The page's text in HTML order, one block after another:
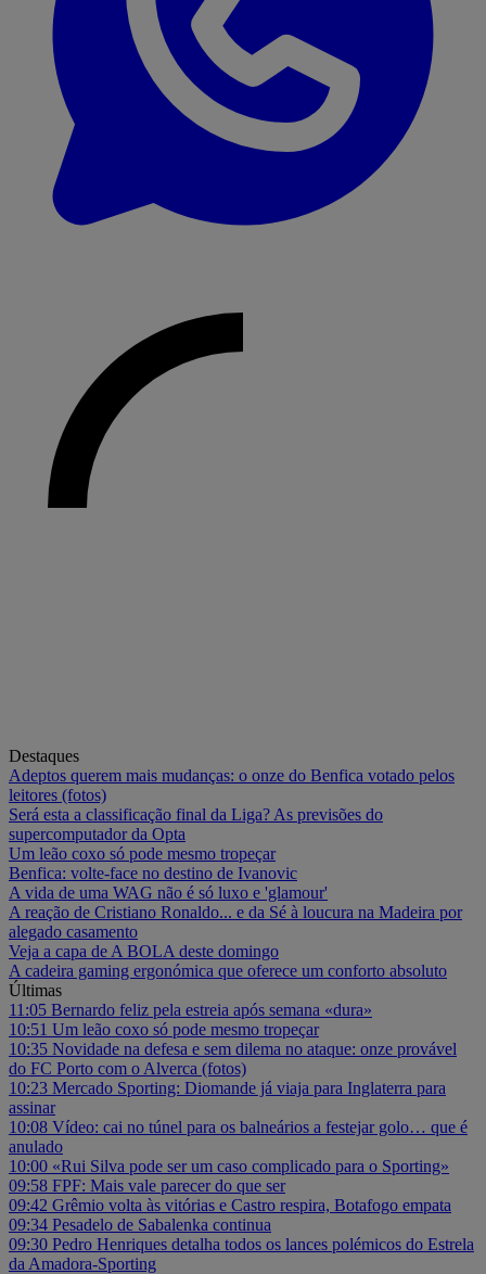
Destaques
Adeptos querem mais mudanças: o onze do Benfica votado pelos
leitores (fotos)
Será esta a classificação final da Liga? As previsões do
supercomputador da Opta
Um leão coxo só pode mesmo tropeçar
Benfica: volte-face no destino de Ivanovic
A vida de uma WAG não é só luxo e 'glamour'
A reação de Cristiano Ronaldo... e da Sé à loucura na Madeira por
alegado casamento
Veja a capa de A BOLA deste domingo
A cadeira gaming ergonómica que oferece um conforto absoluto
Últimas
11:05 Bernardo feliz pela estreia após semana «dura»
10:51 Um leão coxo só pode mesmo tropeçar
10:35 Novidade na defesa e sem dilema no ataque: onze provável
do FC Porto com o Alverca (fotos)
10:23 Mercado Sporting: Diomande já viaja para Inglaterra para
assinar
10:08 Vídeo: cai no túnel para os balneários a festejar golo… que é
anulado
10:00 «Rui Silva pode ser um caso complicado para o Sporting»
09:58 FPF: Mais vale parecer do que ser
09:42 Grêmio volta às vitórias e Castro respira, Botafogo empata
09:34 Pesadelo de Sabalenka continua
09:30 Pedro Henriques detalha todos os lances polémicos do Estrela
da Amadora-Sporting